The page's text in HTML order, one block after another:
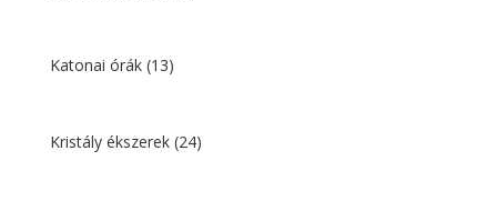
Katonai órák (13)
Kristály ékszerek (24)